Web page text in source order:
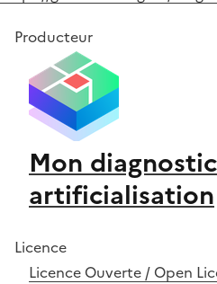
Producteur
Mon diagnostic
artificialisation
Licence
Licence Ouverte / Open